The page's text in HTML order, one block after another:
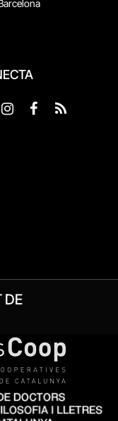
InstagramFacebook
RSS
DE